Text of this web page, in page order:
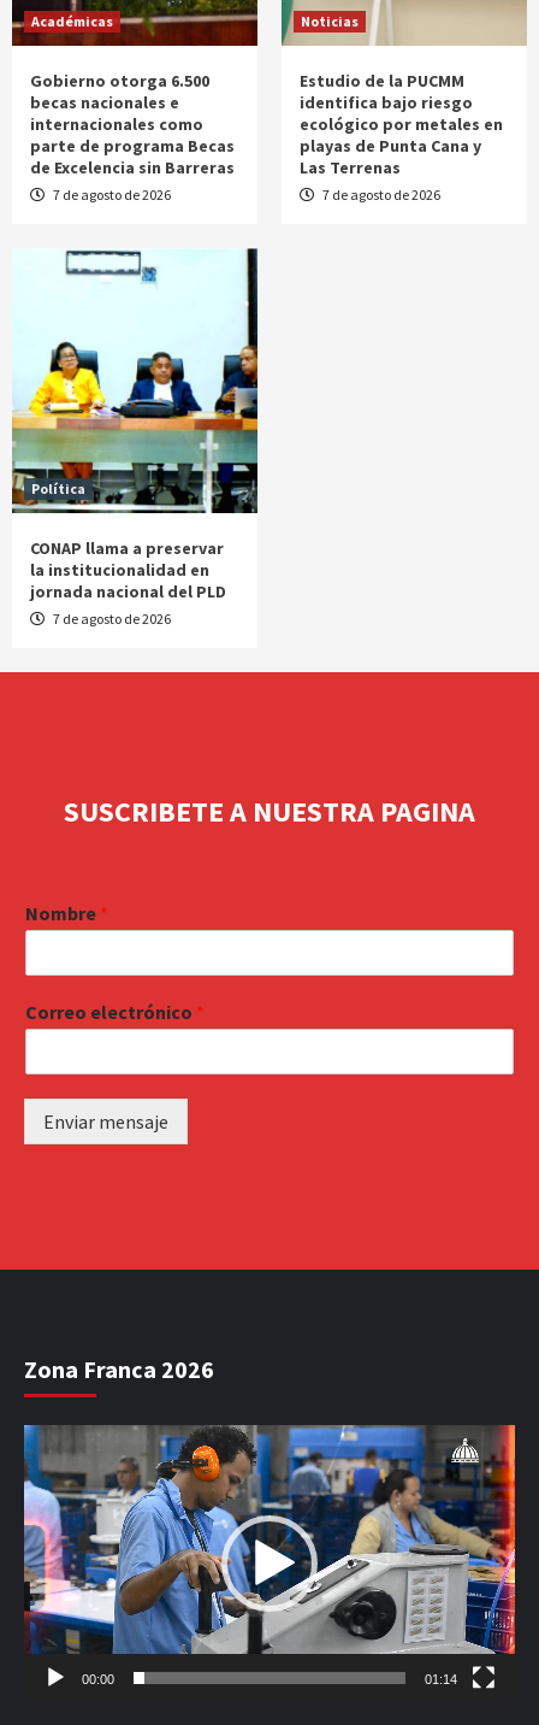
Académicas
Gobierno otorga 6.500
becas nacionales e
internacionales como
parte de programa Becas
de Excelencia sin Barreras
7 de agosto de 2026
Noticias
Estudio de la PUCMM
identifica bajo riesgo
ecológico por metales en
playas de Punta Cana y
Las Terrenas
7 de agosto de 2026
Política
CONAP llama a preservar
la institucionalidad en
jornada nacional del PLD
7 de agosto de 2026
SUSCRIBETE A NUESTRA PAGINA
Nombre *
Correo electrónico *
Enviar mensaje
Zona Franca 2026
Reproductor
de
vídeo
00:00 01:14